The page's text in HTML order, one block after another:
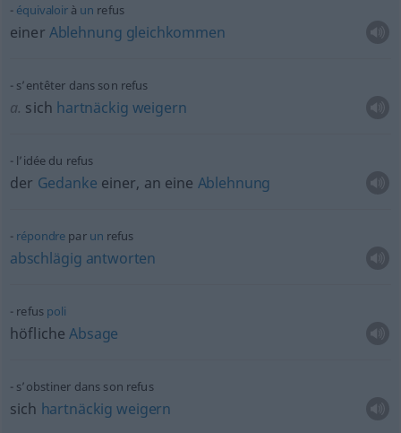
équivaloirà un refus
einer Ablehnung gleichkommen
s’entêter dans son refus
a. sich hartnäckig weigern
l’idée du refus
der Gedanke einer, an eine Ablehnung
répondre par un refus
abschlägig antworten
refus poli
höflicheAbsage
s’obstiner dans son refus
sich hartnäckig weigern